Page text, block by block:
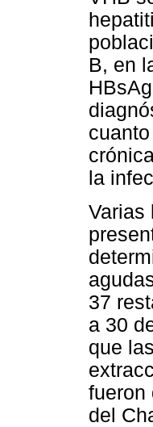
B, en
la
Varias
37
a 30
que
fueron
del